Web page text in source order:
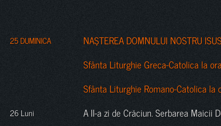
25 DUMINICA
NAŞTEREA DOMNULUI NOSTRU
Sfânta Liturghie Greca-Catolica la
Sfânta Liturghie Romano-Catolica la
26 Luni
A II-a zi de Crăciun. Serbarea Maicii